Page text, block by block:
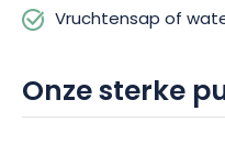
Vruchtensap of
Onze sterke